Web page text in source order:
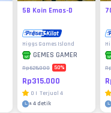
5B Koin Emas-D
Higgs Games Island
GEMES GAMER
Rp625.000 50%
Rp315.000
0 | Terjual 4
±4 detik